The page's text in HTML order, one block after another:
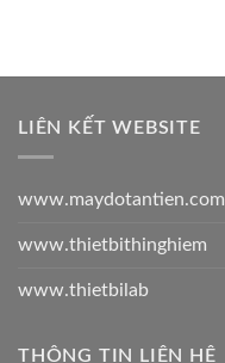
LIÊN KẾT WEBSITE
www.maydotantien.com
www.thietbithinghiem
www.thietbilab
THÔNG TIN LIÊN HỆ